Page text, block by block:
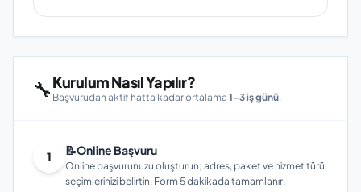
🔧Kurulum Nasıl Yapılır?
Başvurudan aktif hatta kadar ortalama 1–3 iş günü.
1 📝Online Başvuru
Online başvurunuzu oluşturun; adres, paket ve hizmet türü
seçimlerinizi belirtin. Form 5 dakikada tamamlanır.